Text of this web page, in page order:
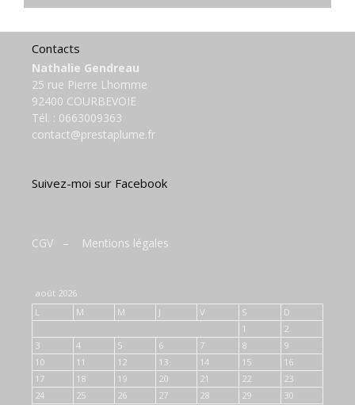
Contacts
Nathalie Gendreau
25 rue Pierre Lhomme
92400 COURBEVOIE
Tél. : 0663009363
contact@prestaplume.fr
Suivez-moi sur Facebook
CGV – Mentions légales
août 2026
L
M M J V S
D
1
2
3
4 5 6 7 8
9
10
11 12 13 14 15
16
17
18 19 20 21 22
23
24
25 26 27 28 29 30